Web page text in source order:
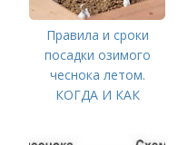
Правила и сроки
посадки озимого
чеснока летом.
КОГДА И КАК